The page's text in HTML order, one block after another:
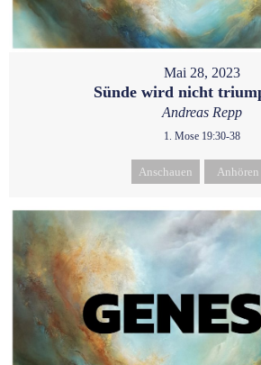
Mai 28, 2023
Sünde wird nicht
Andreas Repp
1. Mose 19:30-38
Anschauen Anhören